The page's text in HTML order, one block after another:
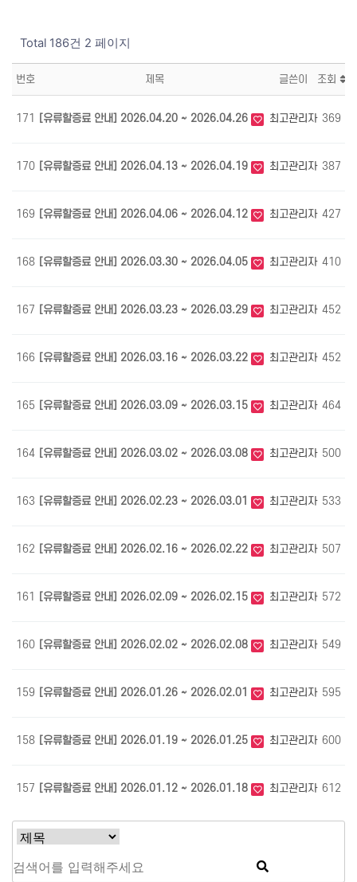
Total 186건 2 페이지
번호 제목 글쓴이 조회
171 [유류할증료 안내] 2026.04.20 ~ 2026.04.26 최고관리자 369
170 [유류할증료 안내] 2026.04.13 ~ 2026.04.19 최고관리자 387
169 [유류할증료 안내] 2026.04.06 ~ 2026.04.12 최고관리자 427
168 [유류할증료 안내] 2026.03.30 ~ 2026.04.05 최고관리자 410
167 [유류할증료 안내] 2026.03.23 ~ 2026.03.29 최고관리자 452
166 [유류할증료 안내] 2026.03.16 ~ 2026.03.22 최고관리자 452
165 [유류할증료 안내] 2026.03.09 ~ 2026.03.15 최고관리자 464
164 [유류할증료 안내] 2026.03.02 ~ 2026.03.08 최고관리자 500
163 [유류할증료 안내] 2026.02.23 ~ 2026.03.01 최고관리자 533
162 [유류할증료 안내] 2026.02.16 ~ 2026.02.22 최고관리자 507
161 [유류할증료 안내] 2026.02.09 ~ 2026.02.15 최고관리자 572
160 [유류할증료 안내] 2026.02.02 ~ 2026.02.08 최고관리자 549
159 [유류할증료 안내] 2026.01.26 ~ 2026.02.01 최고관리자 595
158 [유류할증료 안내] 2026.01.19 ~ 2026.01.25 최고관리자 600
157 [유류할증료 안내] 2026.01.12 ~ 2026.01.18 최고관리자 612